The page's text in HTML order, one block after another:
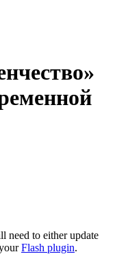
need to either update
Flash plugin.